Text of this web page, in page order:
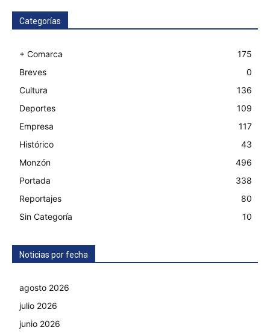
Categorías
+ Comarca
175
Breves
0
Cultura
136
Deportes
109
Empresa
117
Histórico
43
Monzón
496
Portada
338
Reportajes
80
Sin Categoría
10
Noticias por fecha
agosto 2026
julio 2026
junio 2026